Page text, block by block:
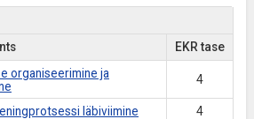
EKR tase
organiseerimine ja
4
läbiviimine 4